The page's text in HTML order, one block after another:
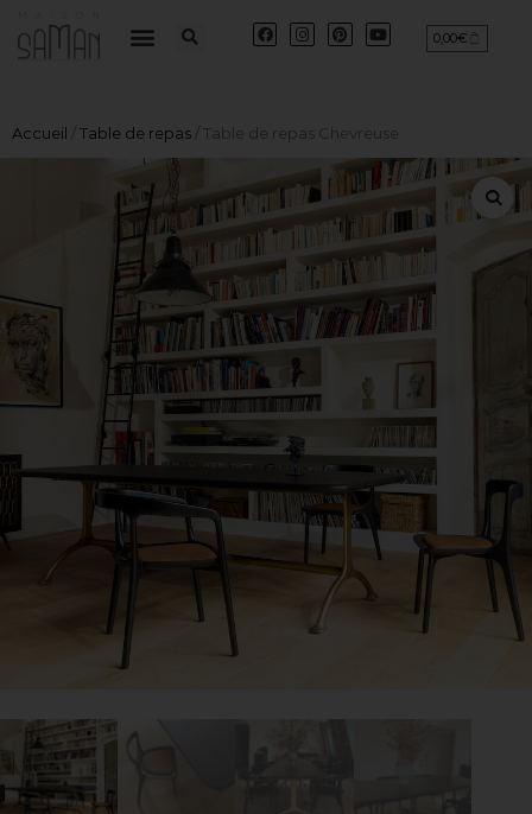
0,00€
Accueil Table de repas / Table de repas Chevreuse